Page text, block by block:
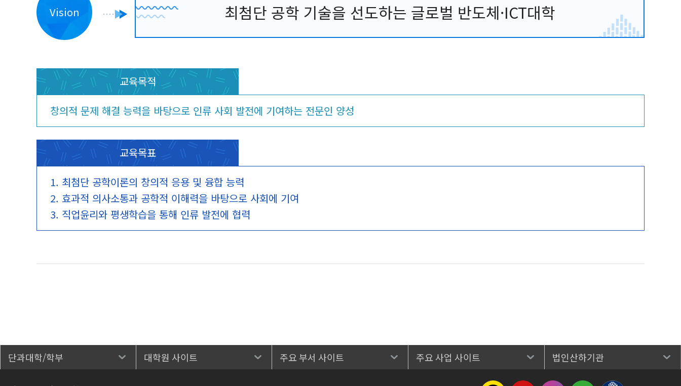
Vision 최첨단 공학 기술을 선도하는 글로벌 반도체·ICT대학
교육목적
창의적 문제 해결 능력을 바탕으로 인류 사회 발전에 기여하는 전문인 양성
교육목표
1. 최첨단 공학이론의 창의적 응용 및 융합 능력
2. 효과적 의사소통과 공학적 이해력을 바탕으로 사회에 기여
3. 직업윤리와 평생학습을 통해 인류 발전에 협력
단과대학/학부 대학원 사이트 주요 부서 사이트 주요 사업 사이트 법인산하기관